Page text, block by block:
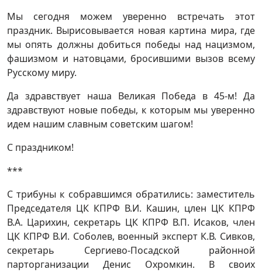
Мы сегодня можем уверенно встречать этот
праздник. Вырисовывается новая картина мира, где
мы опять должны добиться победы над нацизмом,
фашизмом и натовцами, бросившими вызов всему
Русскому миру.
Да здравствует наша Великая Победа в 45-м! Да
здравствуют новые победы, к которым мы уверенно
идем нашим славным советским шагом!
С праздником!
***
С трибуны к собравшимся обратились: заместитель
Председателя ЦК КПРФ В.И. Кашин, цлен ЦК КПРФ
В.А. Царихин, секретарь ЦК КПРФ В.П. Исаков, член
ЦК КПРФ В.И. Соболев, военный эксперт К.В. Сивков,
секретарь Сергиево-Посадской районной
парторганизации Денис Охромкин. В своих